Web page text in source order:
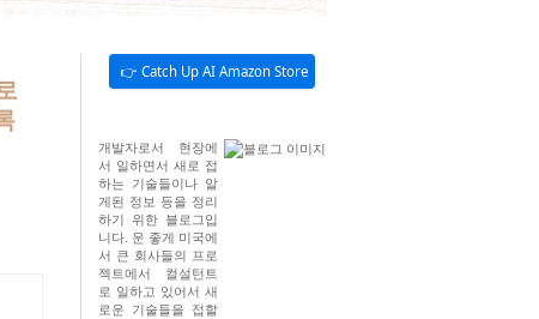
👉 Catch Up AI Amazon Store
개발자로서 현장에
서 일하면서 새로 접
하는 기술들이나 알
게된 정보 등을 정리
하기 위한 블로그입
니다. 운 좋게 미국에
서 큰 회사들의 프로
젝트에서 컬설턴트
로 일하고 있어서 새
로운 기술들을 접할